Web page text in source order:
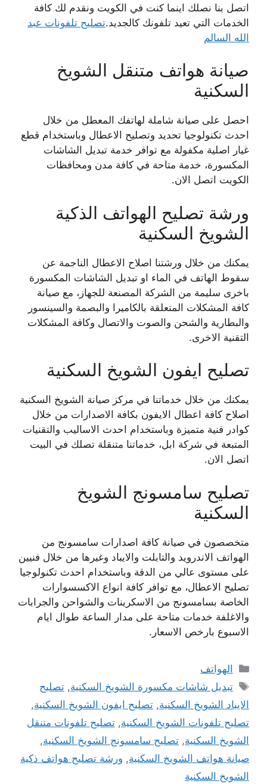
اتصل بنا نصلك اينما كنت في الكويت ونقدم لك كافة
الخدمات التي تعيد تلفونك كالجديد.تصليح تلفونات عبد
الله السالم
صيانة هواتف متنقل الشويخ
السكنية
احصل على صيانة شاملة لهاتفك المعطل من خلال
احدث تكنولوجيا تحديد وتصليح الاعطال وباستخدام قطع
غيار اصلية مكفولة مع توافر خدمة تبديل الشاشات
المكسورة، خدمة متاحة في كافة مدن ومحافظات
الكويت اتصل الان.
ورشة تصليح الهواتف الذكية
الشويخ السكنية
يمكنك من خلال ورشتنا اصلاح الاعطال الناجمة عن
سقوط الهاتف في الماء او تبديل الشاشات المكسورة
باخرى سليمة من الشركة المصنعة للجهاز، مع صيانة
كافة المشكلات المتعلقة بالكاميرا والبصمة والسينسور
والبطارية والشحن والصوت والاتصال وكافة المشكلات
التقنية الاخرى.
تصليح ايفون الشويخ السكنية
يمكنك من خلال خدماتنا في مركز صيانة الشويخ السكنية
اصلاح كافة اعطال الايفون بكافة الاصدارات من خلال
كوادر فنية متميزة وباستخدام احدث الاساليب والتقنيات
المتبعة في شركة ابل، خدماتنا متنقلة تصلك في البيت
اتصل الان.
تصليح سامسونج الشويخ
السكنية
متخصصون في صيانة كافة اصدارات سامسونج من
الهواتف الاندرويد والتابلت والايباد وغيرها من خلال فنيين
على مستوى عالي من الدقة وباستخدام احدث تكنولوجيا
تصليح الاعطال، مع توافر كافة انواع الاكسسوارات
الخاصة بسامسونج من الاسكرينات والشواحن والجرابات
والاغلفة خدمات متاحة على مدار الساعة طوال ايام
الاسبوع بارخص الاسعار.
التصنيفات
الهواتف
الوسوم
تبديل شاشات مكسورة الشويخ السكنية,تصليح
الايباد الشويخ السكنية, تصليح ايفون الشويخ السكنية,
تصليح تلفونات الشويخ السكنية, تصليح تلفونات متنقل
الشويخ السكنية, تصليح سامسونج الشويخ السكنية,
صيانة هواتف الشويخ السكنية, ورشة تصليح هواتف ذكية
الشويخ السكنية